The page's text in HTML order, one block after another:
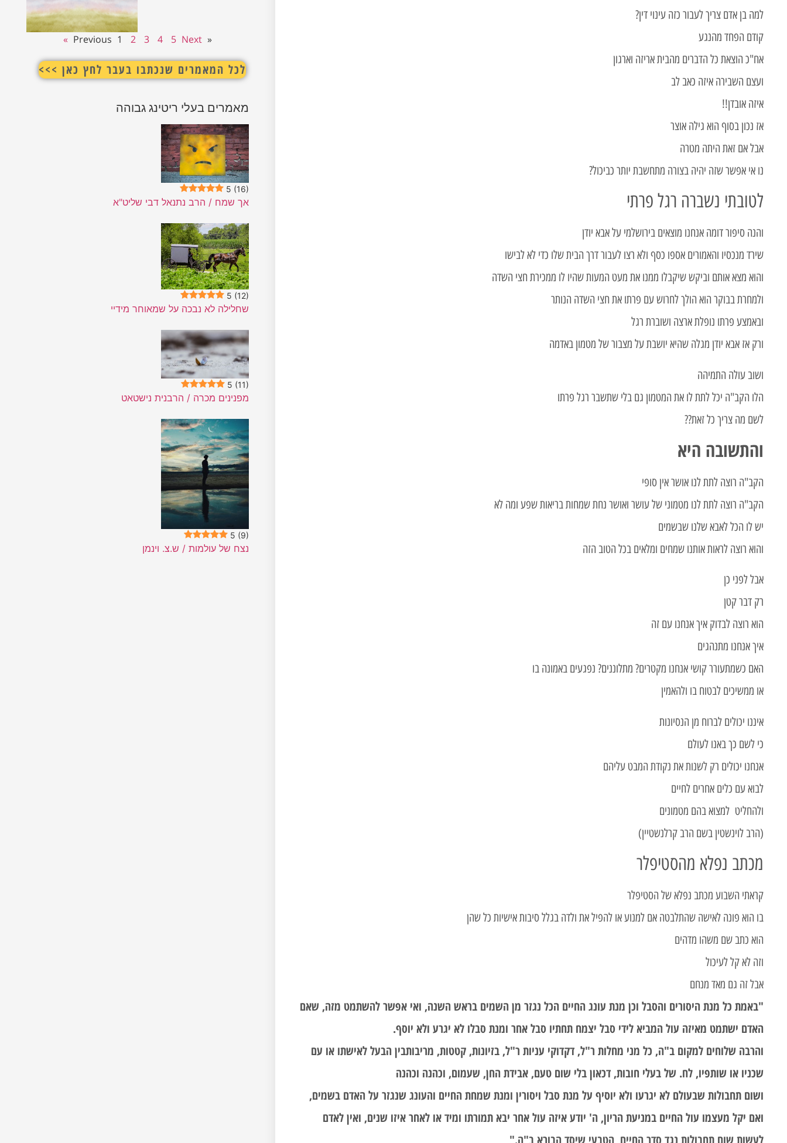
למה בן אדם צריך לעבור כזה עינוי דין?
קודם הפחד מהנגע
אח"כ הוצאת כל הדברים מהבית אריזה וארגון
ועצם השבירה איזה כאב לב
איזה אובדן!!
אז נכון בסוף הוא גילה אוצר
אבל אם זאת היתה מטרה
נו אי אפשר שזה יהיה בצורה מתחשבת יותר כביכול?
לטובתי נשברה רגל פרתי
והנה סיפור דומה אנחנו מוצאים בירושלמי על אבא יודן
שירד מנכסיו והאמורים אספו כסף ולא רצו לעבור דרך הבית שלו כדי לא לבישו
והוא מצא אותם וביקש שיקבלו ממנו את מעט המעות שהיו לו ממכירת חצי השדה
ולמחרת בבוקר הוא הולך לחרוש עם פרתו את חצי השדה הנותר
ובאמצע פרתו נופלת ארצה ושוברת רגל
ורק אז אבא יודן מגלה שהיא יושבת על מצבור של מטמון באדמה
ושוב עולה התמיהה
הלו הקב"ה יכל לתת לו את המטמון גם בלי שתשבר רגל פרתו
לשם מה צריך כל זאת??
והתשובה היא
הקב"ה רוצה לתת לנו אושר אין סופי
הקב"ה רוצה לתת לנו מטמוני של עושר ואושר נחת שמחות בריאות שפע ומה לא
יש לו הכל לאבא שלנו שבשמים
והוא רוצה לראות אותנו שמחים ומלאים בכל הטוב הזה
אבל לפני כן
רק דבר קטן
הוא רוצה לבדוק איך אנחנו עם זה
איך אנחנו מתנהגים
האם כשמתעורר קושי אנחנו מקטרים? מתלוננים? נפגעים באמונה בו
או ממשיכים לבטוח בו ולהאמין
איננו יכולים לברוח מן הנסיונות
כי לשם כך באנו לעולם
אנחנו יכולים רק לשנות את נקודת המבט עליהם
לבוא עם כלים אחרים לחיים
ולהחליט למצוא בהם מטמונים
(הרב לוינשטין בשם הרב קרלנשטיין)
מכתב נפלא מהסטיפלר
קראתי השבוע מכתב נפלא של הסטיפלר
בו הוא פונה לאישה שהתלבטה אם למנוע או להפיל את ולדה בגלל סיבות אישיות כל שהן
הוא כתב שם משהו מדהים
וזה לא קל לעיכול
אבל זה גם מאד מנחם
"באמת כל מנת היסורים והסבל וכן מנת עונג החיים הכל נגזר מן השמים בראש השנה, ואי אפשר להשתמט מזה, שאם
האדם ישתמט מאיזה עול המביא לידי סבל יצמח תחתיו סבל אחר ומנת סבלו לא יגרע ולא יוסף.
והרבה שלוחים למקום ב"ה, כל מני מחלות ר"ל, דקדוקי עניות ר"ל, בזיונות, קטטות, מריבותבין הבעל לאישתו או עם
שכניו או שותפיו, לח. של בעלי חובות, דכאון בלי שום טעם, אבידת החן, שעמום, וכהנה וכהנה
ושום תחבולות שבעולם לא יגרעו ולא יוסיף על מנת סבל ויסורין ומנת שמחת החיים והעונג שנגזר על האדם בשמים,
ואם יקל מעצמו עול החיים במניעת הריון, ה' יודע איזה עול אחר יבא תמורתו ומיד או לאחר איזו שנים, ואין לאדם
« Previous
1 2 3 4 5 Next »
לכל המאמרים שנכתבו בעבר לחץ כאן >>>
מאמרים בעלי ריטינג גבוהה
5 (16)
אך שמח / הרב נתנאל דבי שליט"א
5 (12)
שחלילה לא נבכה על שמאוחר מידיי
5 (11)
מפנינים מכרה / הרבנית נישטאט
5 (9)
נצח של עולמות / ש.צ. וינמן